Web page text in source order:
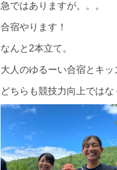
急ではありますが。。。
合宿やります！
なんと2本立て。
大人のゆるーい合宿とキッ
どちらも競技力向上では